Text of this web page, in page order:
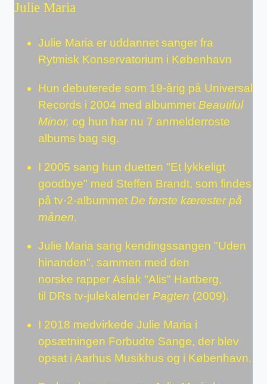
Julie Maria
Julie Maria er uddannet sanger fra
Rytmisk Konservatorium i København
Hun debuterede som 19-årig på Universal
Records i 2004 med albummet Beautiful
Minor, og hun har nu 7 anmelderroste
albums bag sig.
I 2005 sang hun duetten "Et lykkeligt
goodbye" med Steffen Brandt, som findes
på tv·2-albummet De første kærester på
månen.
Julie Maria sang kendingssangen "Uden
hinanden", sammen med den
norske rapper Aslak "Alis" Hartberg,
til DRs tv-julekalender Pagten (2009).
I 2018 medvirkede Julie Maria i
opsætningen Forbudte Sange, der blev
opsat i Aarhus Musikhus og i København.